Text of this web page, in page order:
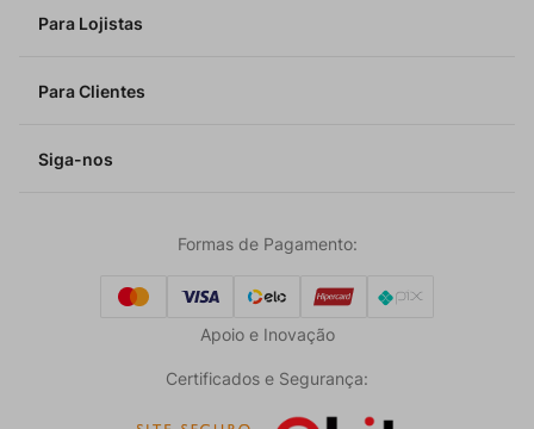
Para Lojistas
Para Clientes
Siga-nos
Formas de Pagamento:
Apoio e Inovação
Certificados e Segurança: